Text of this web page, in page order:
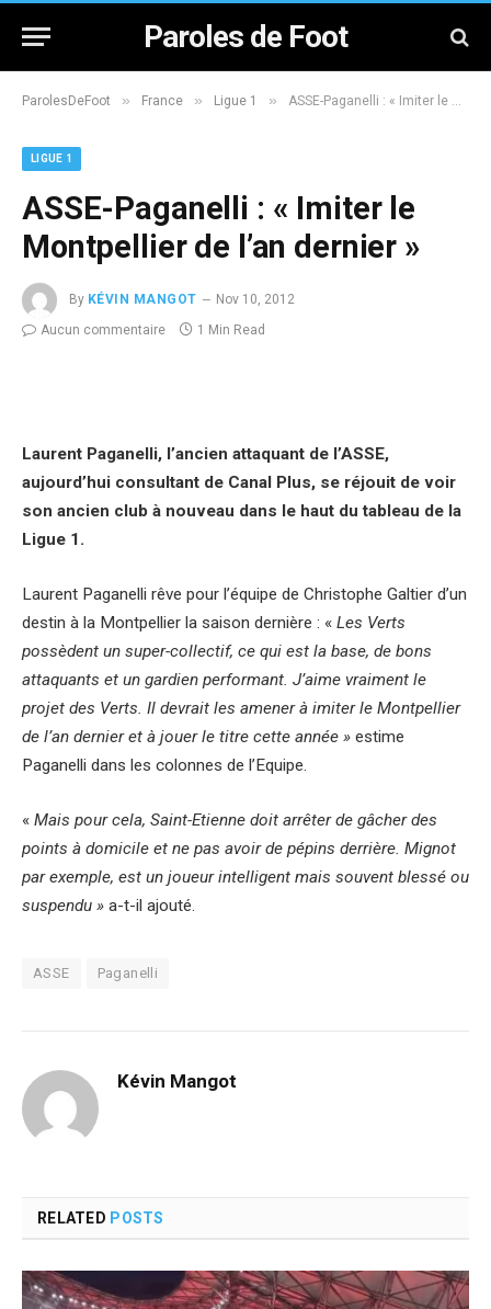
Paroles de Foot
ParolesDeFoot » France » Ligue 1 » ASSE-Paganelli : « Imiter le Montpellier de l’an dernier »
LIGUE 1
ASSE-Paganelli : « Imiter le
Montpellier de l’an dernier »
By KÉVIN MANGOT
Nov 10, 2012
Aucun commentaire
1 Min Read
Laurent Paganelli, l’ancien attaquant de l’ASSE,
aujourd’hui consultant de Canal Plus, se réjouit de voir
son ancien club à nouveau dans le haut du tableau de la
Ligue 1.
Laurent Paganelli rêve pour l’équipe de Christophe Galtier d’un
destin à la Montpellier la saison dernière : « Les Verts
possèdent un super-collectif, ce qui est la base, de bons
attaquants et un gardien performant. J’aime vraiment le
projet des Verts. Il devrait les amener à imiter le Montpellier
de l’an dernier et à jouer le titre cette année » estime
Paganelli dans les colonnes de l’Equipe.
« Mais pour cela, Saint-Etienne doit arrêter de gâcher des
points à domicile et ne pas avoir de pépins derrière. Mignot
par exemple, est un joueur intelligent mais souvent blessé ou
suspendu » a-t-il ajouté.
ASSE Paganelli
Kévin Mangot
RELATED POSTS